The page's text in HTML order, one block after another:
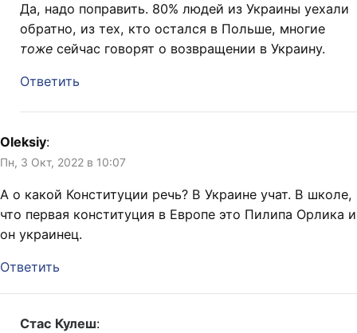
Да, надо поправить. 80% людей из Украины уехали
обратно, из тех, кто остался в Польше, многие
тоже сейчас говорят о возвращении в Украину.
Ответить
Oleksiy:
Пн, 3 Окт, 2022 в 10:07
А о какой Конституции речь? В Украине учат. В школе,
что первая конституция в Европе это Пилипа Орлика и
он украинец.
Ответить
Стас Кулеш: